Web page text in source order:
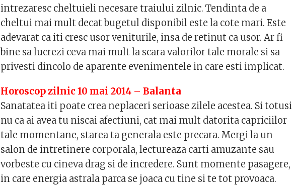
intrezaresc cheltuieli necesare traiului zilnic. Tendinta de a
cheltui mai mult decat bugetul disponibil este la cote mari. Este
adevarat ca iti cresc usor veniturile, insa de retinut ca usor. Ar fi
bine sa lucrezi ceva mai mult la scara valorilor tale morale si sa
privesti dincolo de aparente evenimentele in care esti implicat.
Horoscop zilnic 10 mai 2014 – Balanta
Sanatatea iti poate crea neplaceri serioase zilele acestea. Si totusi
nu ca ai avea tu niscai afectiuni, cat mai mult datorita capriciilor
tale momentane, starea ta generala este precara. Mergi la un
salon de intretinere corporala, lectureaza carti amuzante sau
vorbeste cu cineva drag si de incredere. Sunt momente pasagere,
in care energia astrala parca se joaca cu tine si te tot provoaca.